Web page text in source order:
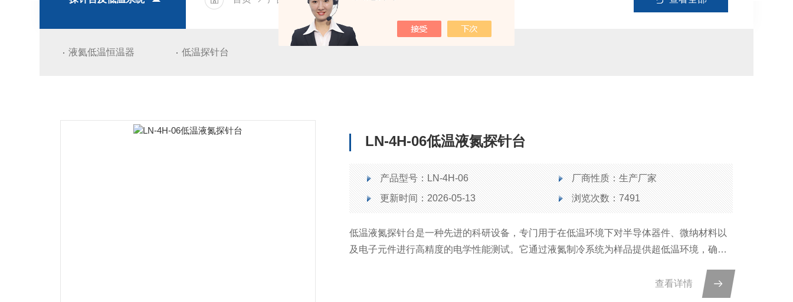
液氦低温恒温器 低温探针台
LN-4H-06低温液氮探针台
产品型号：LN-4H-06
厂商性质：生产厂家
更新时间：2026-05-13
浏览次数：7491
低温液氮探针台是一种先进的科研设备，专门用于在低温环境下对半导体器件、微纳材料以
及电子元件进行高精度的电学性能测试。它通过液氮制冷系统为样品提供超低温环境，确保
够清晰地观察样品的微观结构，从而实现探针与样品的精准对准和接触。其真空腔体设计有
查看详情